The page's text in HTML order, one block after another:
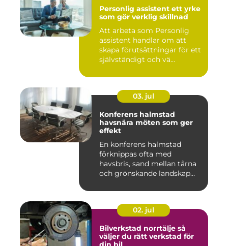
Personlig assistent ett yrke
som gör verklig skillnad
Att arbeta som Personlig
assistent handlar om att
skapa förutsättningar för ett
självständigt och vä...
03. jul
Konferens halmstad
havsnära möten som ger
effekt
En konferens halmstad
förknippas ofta med
havsbris, sand mellan tårna
och grönskande landskap
02. jul
Bilverkstad norrtälje så
väljer du rätt verkstad för